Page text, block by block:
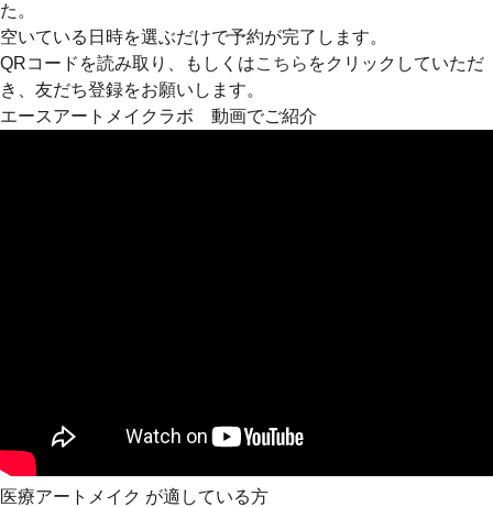
た。
空いている日時を選ぶだけで予約が完了します。
QRコードを読み取り、もしくはこちら をクリックしていただ
き、友だち登録をお願いします。
エースアートメイクラボ 動画でご紹介
医療アートメイク が適している方